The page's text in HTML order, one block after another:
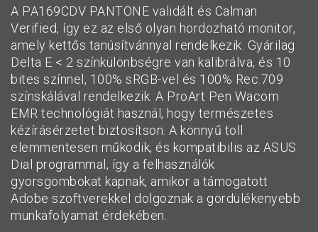
A PA169CDV PANTONE validált és Calman
Verified, így ez az első olyan hordozható monitor,
amely kettős tanúsítvánnyal rendelkezik. Gyárilag
Delta E < 2 színkülönbségre van kalibrálva, és 10
bites színnel, 100% sRGB-vel és 100% Rec.709
színskálával rendelkezik. A ProArt Pen Wacom
EMR technológiát használ, hogy természetes
kézírásérzetet biztosítson. A könnyű toll
elemmentesen működik, és kompatibilis az ASUS
Dial programmal, így a felhasználók
gyorsgombokat kapnak, amikor a támogatott
Adobe szoftverekkel dolgoznak a gördülékenyebb
munkafolyamat érdekében.